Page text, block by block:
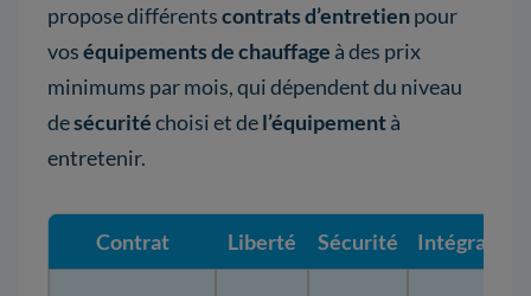
propose différentscontrats d’entretienpour
voséquipements de chauffage à des prix
minimums par mois, qui dépendent du niveau
desécuritéchoisi et del’équipementà
entretenir.
Contrat Liberté Sécurité Intégral